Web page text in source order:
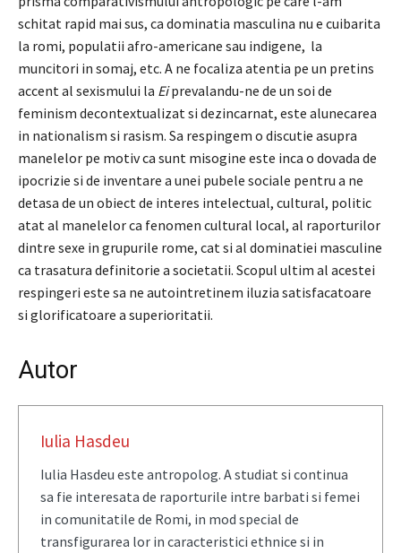
schitat rapid mai sus, ca dominatia masculina nu e cuibarita
la romi, populatii afro-americane sau indigene, la
muncitori in somaj, etc. A ne focaliza atentia pe un pretins
accent al sexismului la Eiprevalandu-ne de un soi de
feminism decontextualizat si dezincarnat, este alunecarea
in nationalism si rasism. Sa respingem o discutie asupra
manelelor pe motiv ca sunt misogine este inca o dovada de
ipocrizie si de inventare a unei pubele sociale pentru a ne
detasa de un obiect de interes intelectual, cultural, politic
atat al manelelor ca fenomen cultural local, al raporturilor
dintre sexe in grupurile rome, cat si al dominatiei masculine
ca trasatura definitorie a societatii. Scopul ultim al acestei
respingeri este sa ne autointretinem iluzia satisfacatoare
si glorificatoare a superioritatii.
Autor
Iulia Hasdeu
Iulia Hasdeu este antropolog. A studiat si continua
sa fie interesata de raporturile intre barbati si femei
in comunitatile de Romi, in mod special de
transfigurarea lor in caracteristici ethnice si in